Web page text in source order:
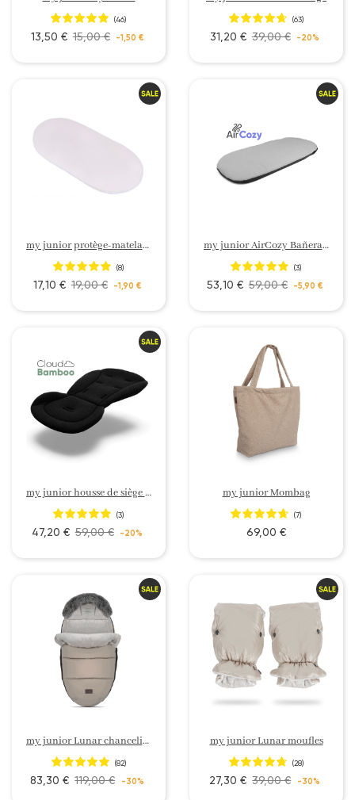
(46)
13,50 € 15,00 € -1,50 €
(63)
31,20 € 39,00 € -20%
my junior protège-matelas imperméable
(8)
17,10 € 19,00 € -1,90 €
my junior AirCozy Bañera para bebé con colchón
(3)
53,10 € 59,00 € -5,90 €
my junior housse de siège sport confort en bambou
(3)
47,20 € 59,00 € -20%
my junior Mombag
(7)
69,00 €
my junior Lunar chancelière
(82)
83,30 € 119,00 € -30%
my junior Lunar moufles
(28)
27,30 € 39,00 € -30%